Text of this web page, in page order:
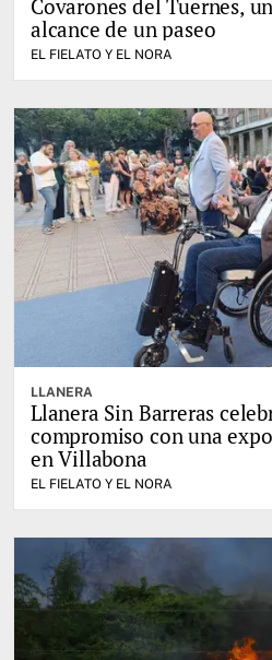
Covarones del Tuernes,
alcance de un paseo
EL FIELATO Y EL NORA
LLANERA
Llanera Sin Barreras
compromiso con una
en Villabona
EL FIELATO Y EL NORA